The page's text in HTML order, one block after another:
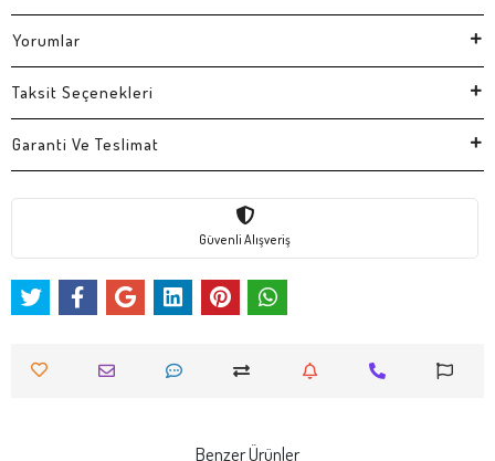
Yorumlar
Taksit Seçenekleri
Garanti Ve Teslimat
Güvenli Alışveriş
Benzer Ürünler